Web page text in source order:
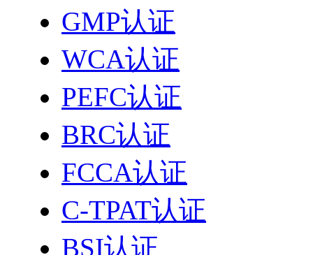
GMP认证
WCA认证
PEFC认证
BRC认证
FCCA认证
C-TPAT认证
BSI认证